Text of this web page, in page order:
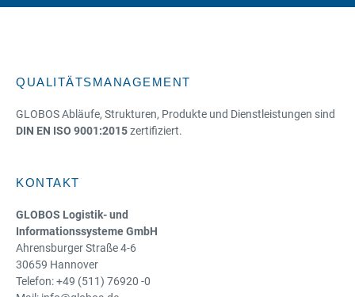
QUALITÄTSMANAGEMENT
GLOBOS Abläufe, Strukturen, Produkte und Dienstleistungen sind
DIN EN ISO 9001:2015zertifiziert.
KONTAKT
GLOBOS Logistik- und
Informationssysteme GmbH
Ahrensburger Straße 4-6
30659 Hannover
Telefon: +49 (511) 76920 -0